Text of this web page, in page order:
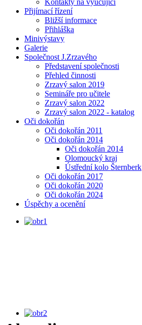
Kontakty na vyučující
Přijímací řízení
Bližší informace
Přihláška
Minivýstavy
Galerie
Společnost J.Zrzavého
Představení společnosti
Přehled činnosti
Zrzavý salon 2019
Semináře pro učitele
Zrzavý salon 2022
Zrzavý salon 2022 - katalog
Oči dokořán
Oči dokořán 2011
Oči dokořán 2014
Oči dokořán 2014
Olomoucký kraj
Ústřední kolo Šternberk
Oči dokořán 2017
Oči dokořán 2020
Oči dokořán 2024
Úspěchy a ocenění